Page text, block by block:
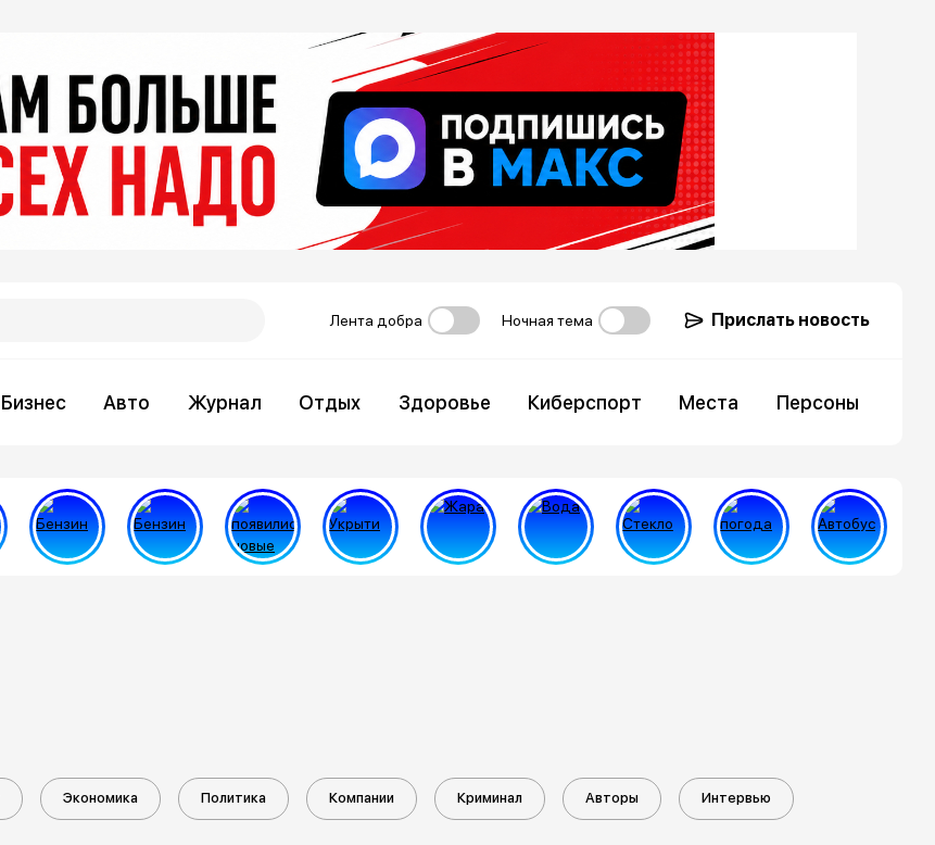
Лента добра Ночная тема Прислать новость
Бизнес Авто Журнал Отдых Здоровье Киберспорт Места Персоны
Экономика Политика Компании Криминал Авторы Интервью